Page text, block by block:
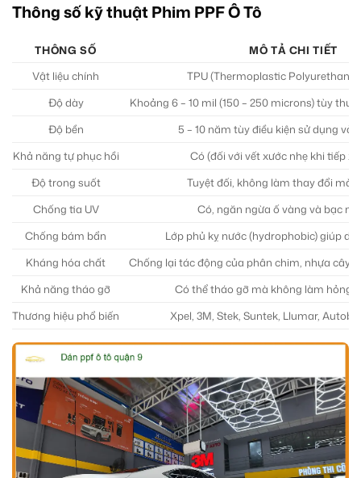
Thông số kỹ thuật Phim PPF Ô Tô
THÔNG SỐ
MÔ TẢ CHI TIẾT
Vật liệu chính
TPU (Thermoplastic Polyurethane)
Độ dày
Khoảng 6 – 10 mil (150 – 250 microns) tùy
Độ bền
5 – 10 năm tùy điều kiện sử dụng và
Khả năng tự phục hồi
Có (đối với vết xước nhẹ khi tiếp
Độ trong suốt
Tuyệt đối, không làm thay đổi màu
Chống tia UV
Có, ngăn ngừa ố vàng và bạc
Chống bám bẩn
Lớp phủ kỵ nước (hydrophobic) giúp dễ
Kháng hóa chất
Chống lại tác động của phân chim, nhựa cây,
Khả năng tháo gỡ
Có thể tháo gỡ mà không làm hỏng
Thương hiệu phổ biến
Xpel, 3M, Stek, Suntek, Llumar,